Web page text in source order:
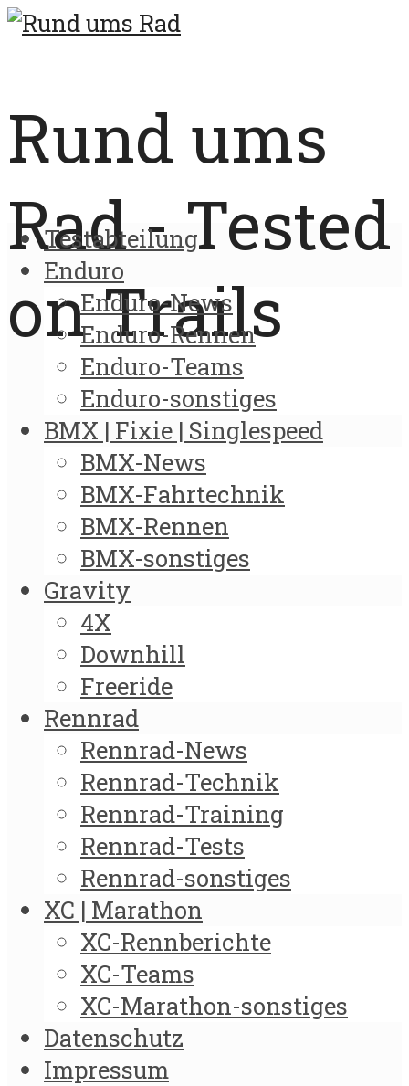
Rund ums
Rad - Tested
on Trails
Testabteilung
Enduro
Enduro-News
Enduro-Rennen
Enduro-Teams
Enduro-sonstiges
BMX | Fixie | Singlespeed
BMX-News
BMX-Fahrtechnik
BMX-Rennen
BMX-sonstiges
Gravity
4X
Downhill
Freeride
Rennrad
Rennrad-News
Rennrad-Technik
Rennrad-Training
Rennrad-Tests
Rennrad-sonstiges
XC | Marathon
XC-Rennberichte
XC-Teams
XC-Marathon-sonstiges
Datenschutz
Impressum